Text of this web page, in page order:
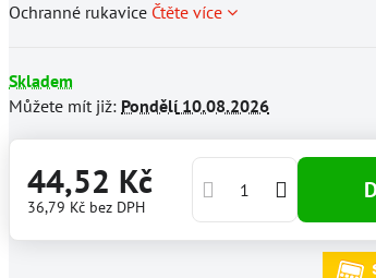
Ochranné rukavice Čtěte více
Skladem
Můžete mít již: Pondělí 10.08.2026
44,52 Kč
36,79 Kč bez DPH